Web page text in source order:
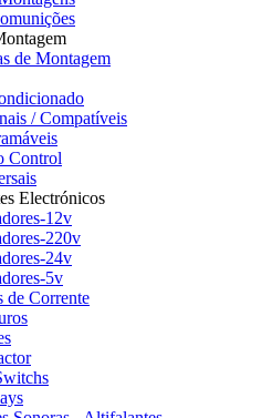
de Montagem
/ Compatíveis
Control
Electrónicos
12v
220v
24v
5v
de Corrente